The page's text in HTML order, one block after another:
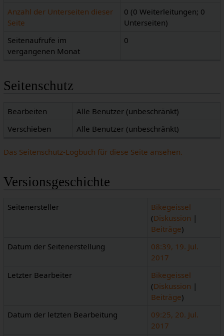
Anzahl der Unterseiten dieser
Seite
0 (0 Weiterleitungen; 0
Unterseiten)
Seitenaufrufe im
vergangenen Monat
0
Seitenschutz
Bearbeiten
Alle Benutzer (unbeschränkt)
Verschieben
Alle Benutzer (unbeschränkt)
Das Seitenschutz-Logbuch für diese Seite ansehen.
Versionsgeschichte
Seitenersteller
Bikegeissel
(Diskussion |
Beiträge)
Datum der Seitenerstellung
08:39, 19. Jul.
2017
Letzter Bearbeiter
Bikegeissel
(Diskussion |
Beiträge)
Datum der letzten Bearbeitung
09:25, 20. Jul.
2017